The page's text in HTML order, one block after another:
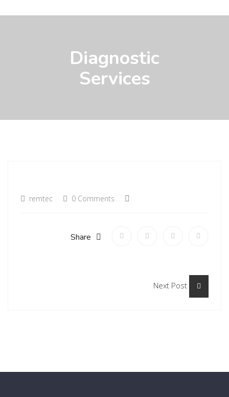
Diagnostic
Services
remtec 0 Comments
Share
Next Post